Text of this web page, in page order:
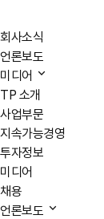
회사소식
언론보도
미디어
TP 소개
사업부문
지속가능경영
투자정보
미디어
채용
언론보도